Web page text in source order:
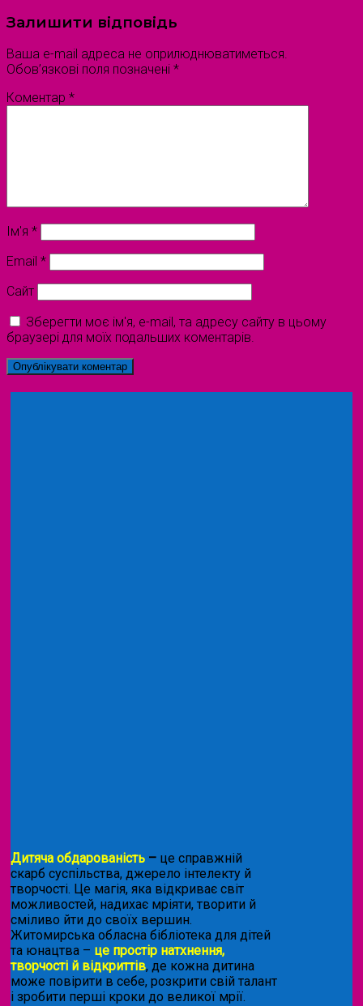
Залишити відповідь
Ваша e-mail адреса не оприлюднюватиметься.
Обов’язкові поля позначені *
Коментар *
Ім'я *
Email *
Сайт
Зберегти моє ім'я, e-mail, та адресу сайту в цьому
браузері для моїх подальших коментарів.
Дитяча обдарованість – це справжній
скарб суспільства, джерело інтелекту й
творчості. Це магія, яка відкриває світ
можливостей, надихає мріяти, творити й
сміливо йти до своїх вершин.
Житомирська обласна бібліотека для дітей
та юнацтва – це простір натхнення,
творчості й відкриттів, де кожна дитина
може повірити в себе, розкрити свій талант
і зробити перші кроки до великої мрії.